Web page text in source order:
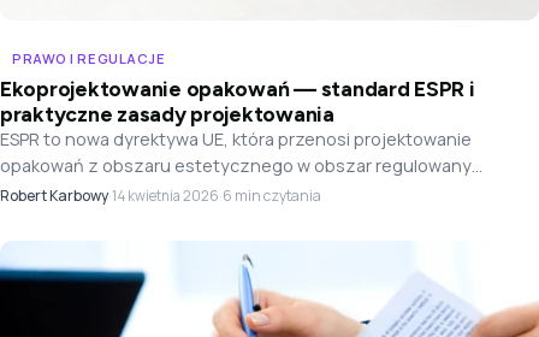
PRAWO I REGULACJE
Ekoprojektowanie opakowań — standard ESPR i
praktyczne zasady projektowania
ESPR to nowa dyrektywa UE, która przenosi projektowanie
opakowań z obszaru estetycznego w obszar regulowany
prawnie. Każde opakowanie od 2028 roku będzie musiało
praktyce.
Robert Karbowy·14 kwietnia 2026·6 min czytania